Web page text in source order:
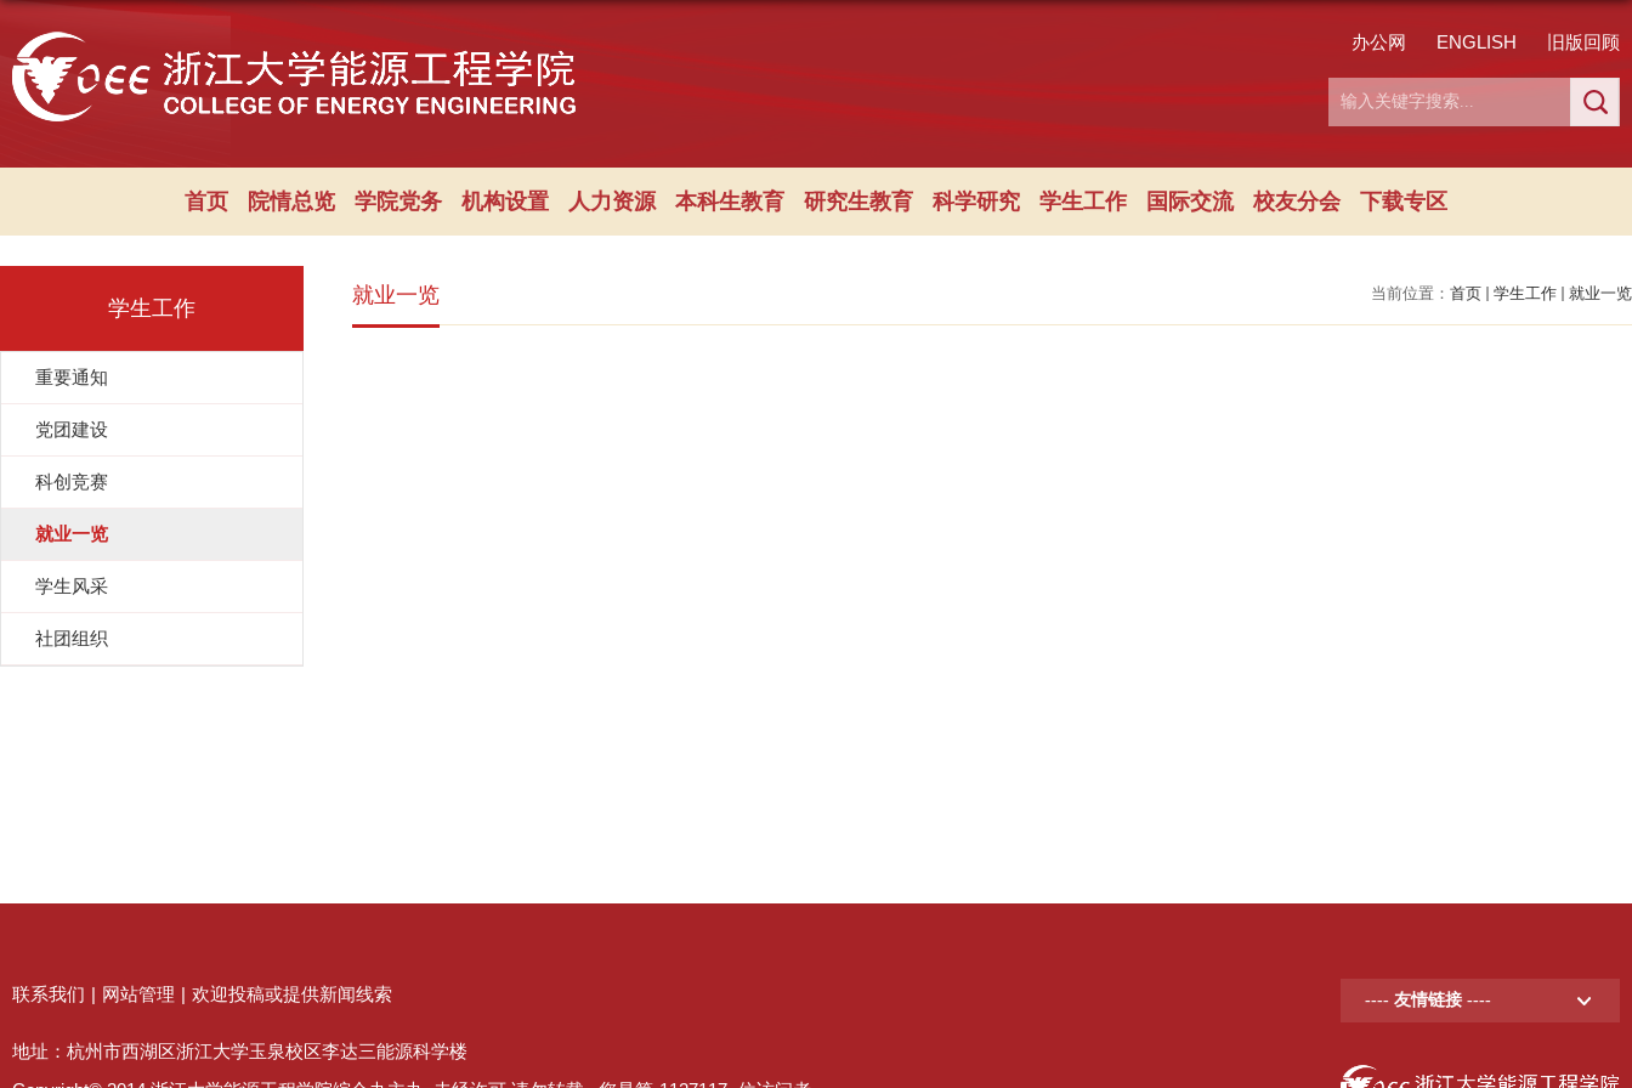
办公网 ENGLISH 旧版回顾
首页 院情总览 学院党务 机构设置 人力资源 本科生教育 研究生教育 科学研究 学生工作 国际交流 校友分会 下载专区
学生工作
重要通知
党团建设
科创竞赛
就业一览
学生风采
社团组织
当前位置： 首页 学生工作 就业一览
就业一览
联系我们 网站管理 欢迎投稿或提供新闻线索
地址：杭州市西湖区浙江大学玉泉校区李达三能源科学楼
---- 友情链接 ----